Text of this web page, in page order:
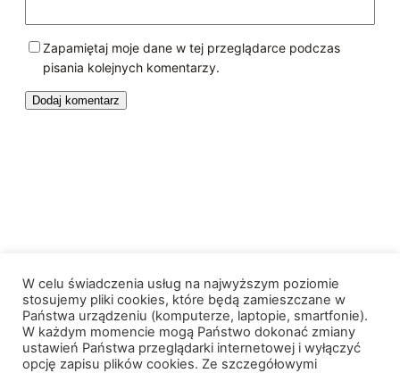
Zapamiętaj moje dane w tej przeglądarce podczas
pisania kolejnych komentarzy.
Facebook Instagram
W celu świadczenia usług na najwyższym poziomie
stosujemy pliki cookies, które będą zamieszczane w
Państwa urządzeniu (komputerze, laptopie, smartfonie).
W każdym momencie mogą Państwo dokonać zmiany
ustawień Państwa przeglądarki internetowej i wyłączyć
opcję zapisu plików cookies. Ze szczegółowymi